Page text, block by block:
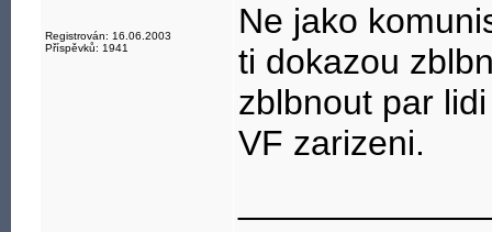
Registrován: 16.06.2003
Příspěvků: 1941
Ne jako
ti dokazou
zblbnout par
VF zarizeni.